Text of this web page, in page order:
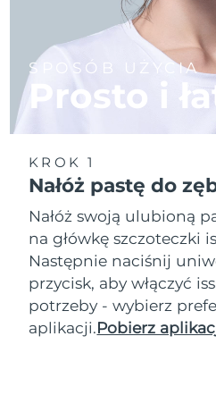
SPOSÓB UŻYCIA
Prosto i
KROK 1
Nałóż pastę do
Nałóż swoją ulubioną
na główkę szczoteczki
Następnie naciśnij
przycisk, aby włączyć
potrzeby - wybierz
aplikacji.Pobierz